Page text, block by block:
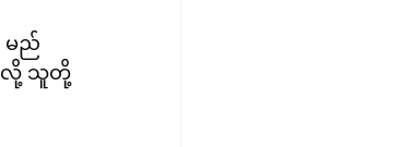
မည်
လို့ သူတို့